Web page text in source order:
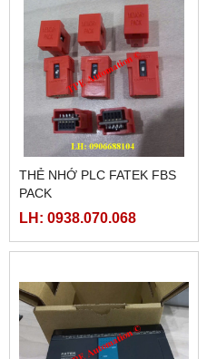
THẺ NHỚ PLC FATEK FBS
PACK
LH: 0938.070.068